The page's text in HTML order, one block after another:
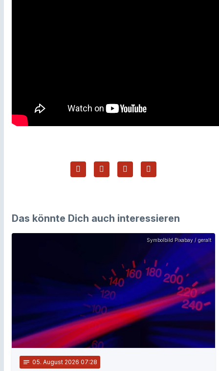
Das könnte Dich auch interessieren
Symbolbild Pixabay / geralt
notes 05. August 2026 07:28